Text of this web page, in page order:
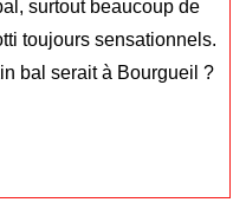
surtout beaucoup de
toujours sensationnels.
bal serait à Bourgueil ?